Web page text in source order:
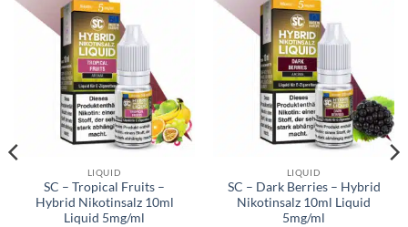
LIQUID
SC – Tropical Fruits –
Hybrid Nikotinsalz 10ml
Liquid 5mg/ml
LIQUID
SC – Dark Berries – Hybrid
Nikotinsalz 10ml Liquid
5mg/ml